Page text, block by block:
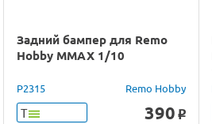
Задний бампер для Remo
Hobby MMAX 1/10
P2315 Remo Hobby
Т 390 o